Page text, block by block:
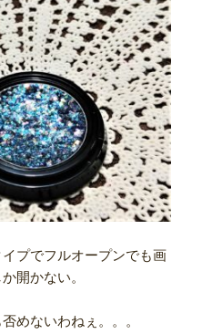
プでフルオープンでも画
開かない。
めないわねぇ。。。